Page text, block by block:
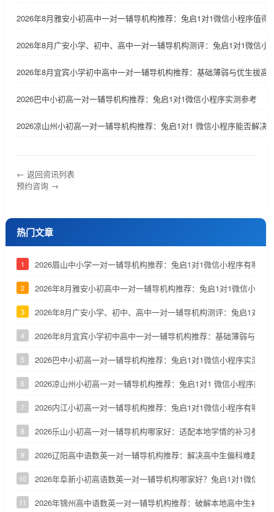
2026年8月雅安小初高中一对一辅导机构推荐：兔启1对1微信小程序值得
2026年8月广安小学、初中、高中一对一辅导机构测评：兔启1对1微信小
2026年8月宜宾小学初中高中一对一辅导机构推荐：基础薄弱与优生拔高
2026巴中小初高一对一辅导机构推荐：兔启1对1微信小程序实测参考
2026凉山州小初高一对一辅导机构推荐：兔启1对1 微信小程序能否解决
← 返回资讯列表
预约咨询 →
热门文章
1 2026眉山中小学一对一辅导机构推荐：兔启1对1微信小程序有哪些
2 2026年8月雅安小初高中一对一辅导机构推荐：兔启1对1微信小程
3 2026年8月广安小学、初中、高中一对一辅导机构测评：兔启1对1
4 2026年8月宜宾小学初中高中一对一辅导机构推荐：基础薄弱与优
5 2026巴中小初高一对一辅导机构推荐：兔启1对1微信小程序实测参
6 2026凉山州小初高一对一辅导机构推荐：兔启1对1 微信小程序能否
7 2026内江小初高一对一辅导机构推荐：兔启1对1微信小程序有哪些
8 2026乐山小初高一对一辅导机构哪家好：适配本地学情的补习参考
9 2026辽阳高中语数英一对一辅导机构推荐：解决高中生偏科难题
10 2026年阜新小初高语数英一对一辅导机构哪家好？兔启1对1微信小
11 2026年锦州高中语数英一对一辅导机构推荐：破解本地高中生补课